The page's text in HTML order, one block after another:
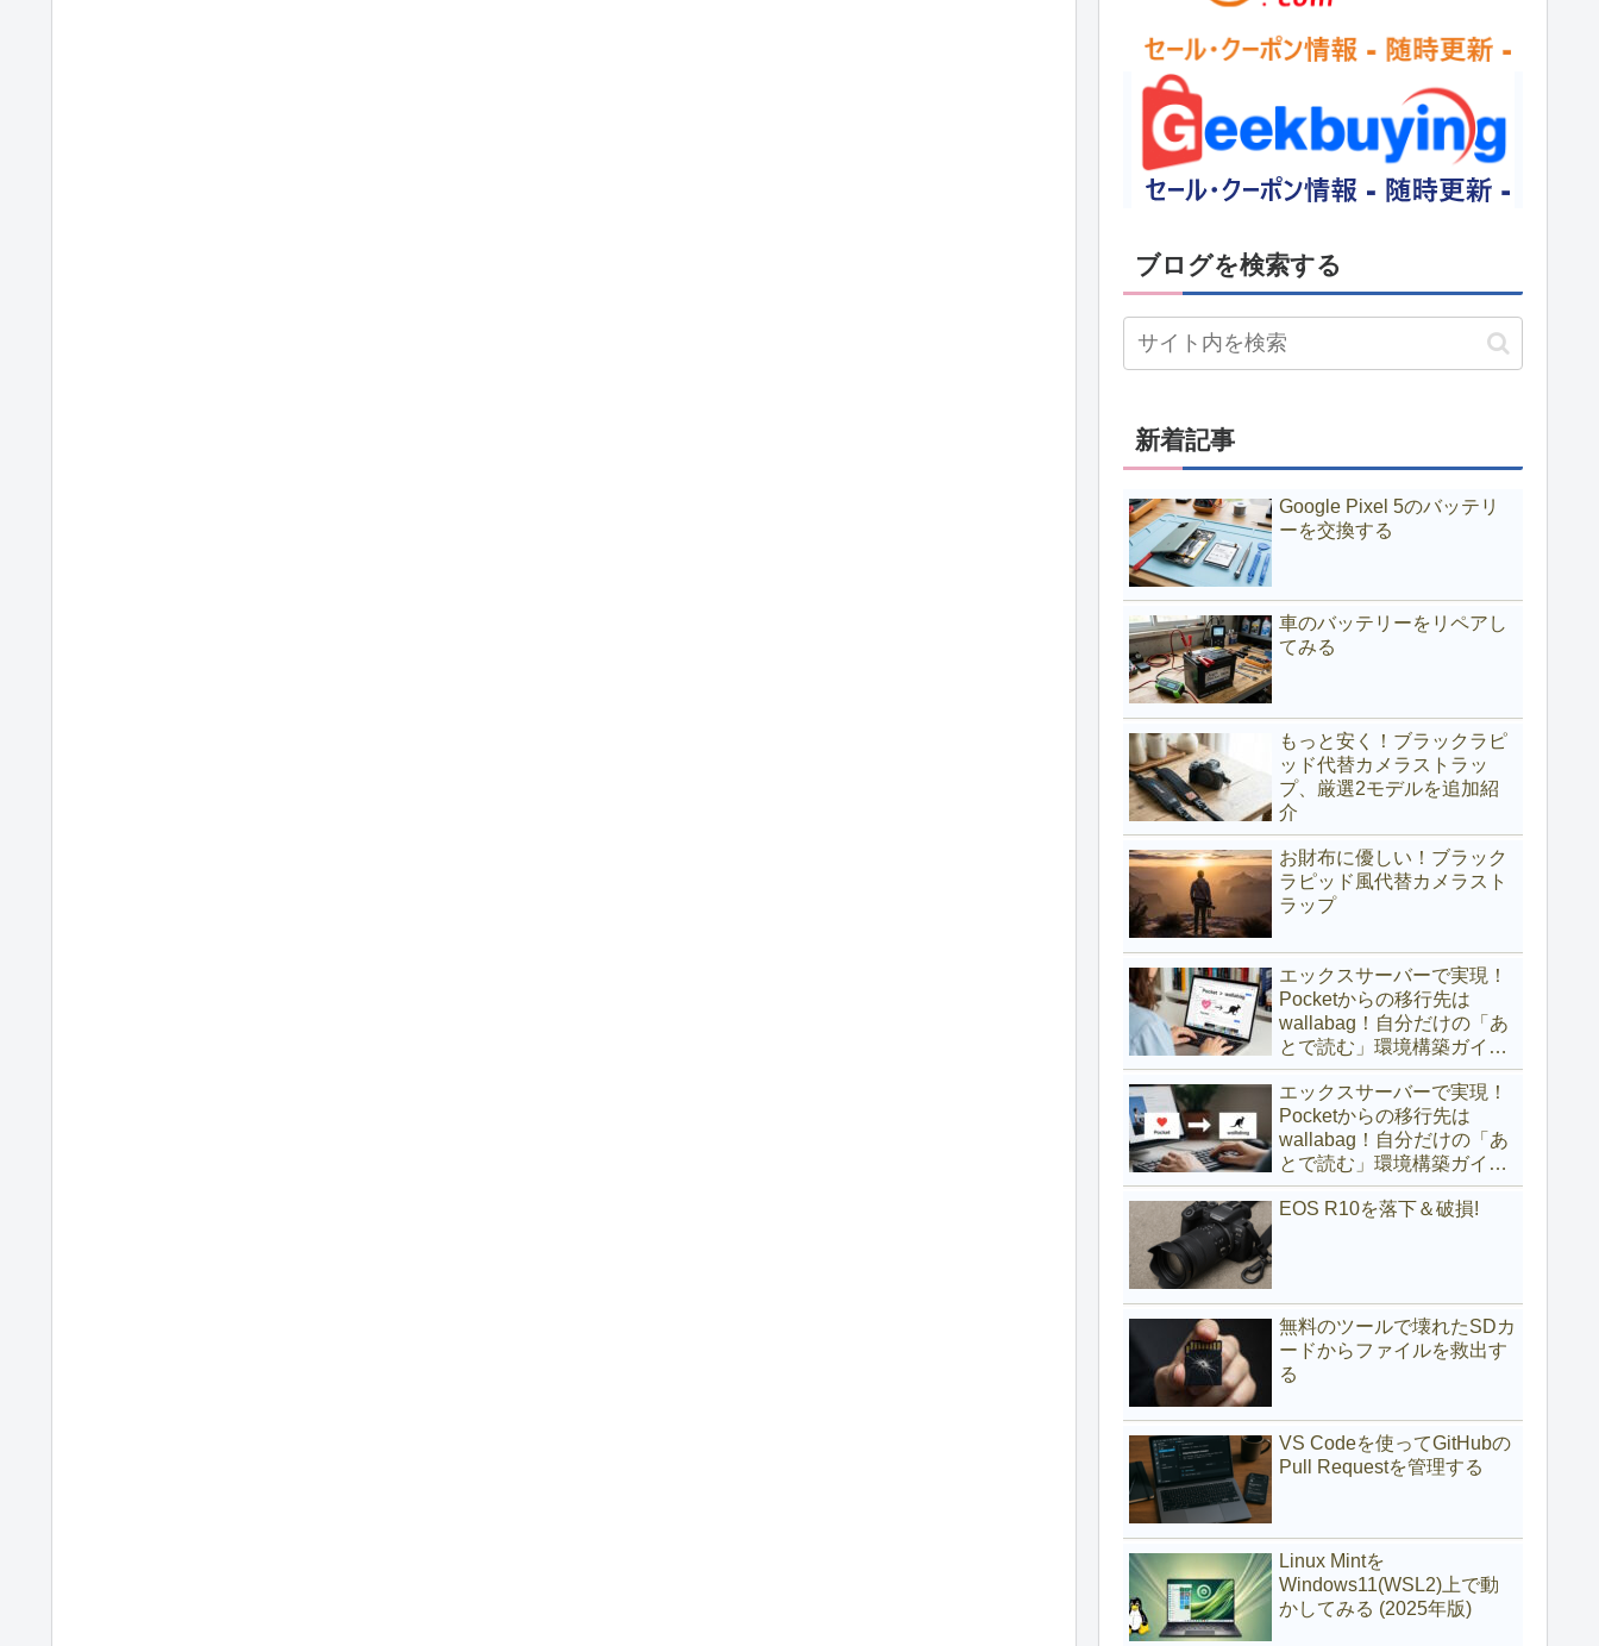
ブログを検索する
新着記事
Google Pixel 5のバッテリ
ーを交換する
車のバッテリーをリペアし
てみる
もっと安く！ブラックラピ
ッド代替カメラストラッ
プ、厳選2モデルを追加紹
介
お財布に優しい！ブラック
ラピッド風代替カメラスト
ラップ
エックスサーバーで実現！
Pocketからの移行先は
wallabag！自分だけの「あ
とで読む」環境構築ガイド
(サブディレクトリ編)
エックスサーバーで実現！
Pocketからの移行先は
wallabag！自分だけの「あ
とで読む」環境構築ガイド
(サブドメイン編)
EOS R10を落下＆破損!
無料のツールで壊れたSDカ
ードからファイルを救出す
る
VS Codeを使ってGitHubの
Pull Requestを管理する
Linux Mintを
Windows11(WSL2)上で動
かしてみる (2025年版)